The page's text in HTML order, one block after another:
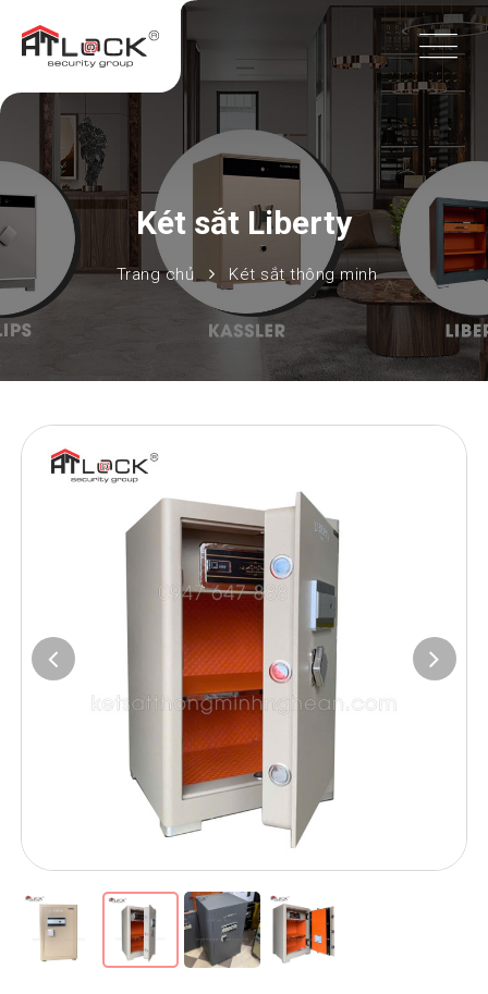
Két sắt Liberty
Trang chủ Két sắt thông minh